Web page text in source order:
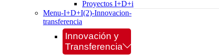
Proyectos I+D+i
Menu-I+D+I(2)-Innovacion-
transferencia
Innovación y
Transferencia